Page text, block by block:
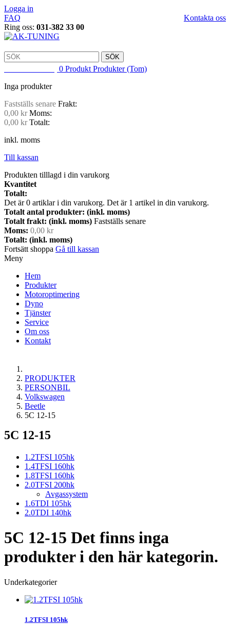
Logga in
Kontakta oss
FAQ
Ring oss: 031-382 33 00
SÖK
0 Produkt Produkter (Tom)
Inga produkter
Fastställs senare Frakt:
0,00 kr Moms:
0,00 kr Totalt:
inkl. moms
Till kassan
Produkten tilllagd i din varukorg
Kvantitet
Totalt:
Det är0 artiklar i din varukorg. Det är 1 artikel in din varukorg.
Totalt antal produkter: (inkl. moms)
Totalt frakt: (inkl. moms) Fastställs senare
Moms: 0,00 kr
Totalt: (inkl. moms)
Fortsätt shoppa Gå till kassan
Meny
Hem
Produkter
Motoroptimering
Dyno
Tjänster
Service
Om oss
Kontakt
PRODUKTER
PERSONBIL
Volkswagen
Beetle
5C 12-15
5C 12-15
1.2TFSI 105hk
1.4TFSI 160hk
1.8TFSI 160hk
2.0TFSI 200hk
Avgassystem
1.6TDI 105hk
2.0TDI 140hk
5C 12-15 Det finns inga
produkter i den här kategorin.
Underkategorier
1.2TFSI 105hk